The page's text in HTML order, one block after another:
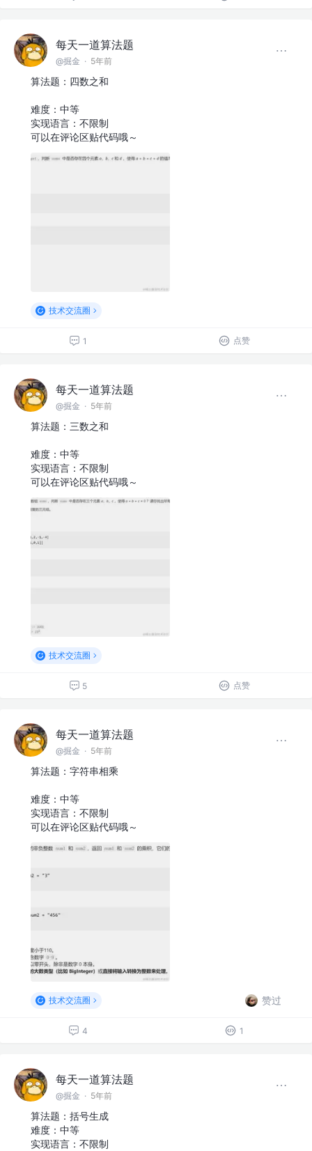
每天一道算法题
@掘金 · 5年前
算法题：四数之和
难度：中等
实现语言：不限制
可以在评论区贴代码哦～
技术交流圈
1 点赞
每天一道算法题
@掘金 · 5年前
算法题：三数之和
难度：中等
实现语言：不限制
可以在评论区贴代码哦～
技术交流圈
5 点赞
每天一道算法题
@掘金 · 5年前
算法题：字符串相乘
难度：中等
实现语言：不限制
可以在评论区贴代码哦～
技术交流圈 赞过
4 1
每天一道算法题
@掘金 · 5年前
算法题：括号生成
难度：中等
实现语言：不限制